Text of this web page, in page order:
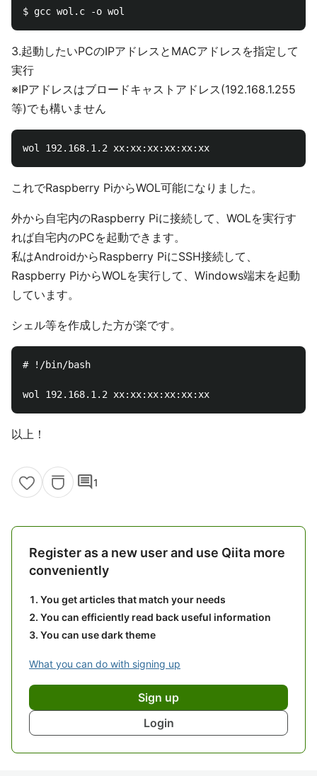
3.起動したいPCのIPアドレスとMACアドレスを指定して
実行
※IPアドレスはブロードキャストアドレス(192.168.1.255
等)でも構いません
これでRaspberry PiからWOL可能になりました。
外から自宅内のRaspberry Piに接続して、WOLを実行す
れば自宅内のPCを起動できます。
私はAndroidからRaspberry PiにSSH接続して、
Raspberry PiからWOLを実行して、Windows端末を起動
しています。
シェル等を作成した方が楽です。
# !/bin/bash
以上！
comment1
Register as a new user and use Qiita more
conveniently
You get articles that match your needs
You can efficiently read back useful information
You can use dark theme
What you can do with signing up
Sign up
Login